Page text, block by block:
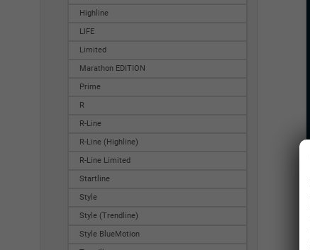
Highline
LIFE
Limited
Marathon EDITION
Prime
R
R-Line
R-Line (Highline)
R-Line Limited
Startline
Style
Style (Trendline)
Style BlueMotion